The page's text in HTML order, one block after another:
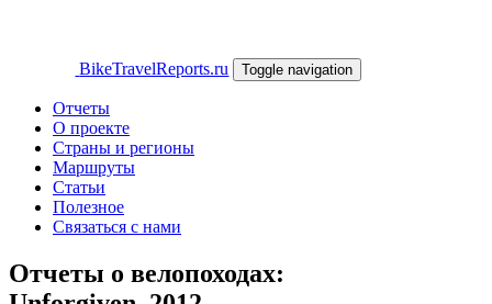
BikeTravelReports.ru Toggle navigation
Отчеты
О проекте
Страны и регионы
Маршруты
Статьи
Полезное
Связаться с нами
Отчеты о велопоходах: